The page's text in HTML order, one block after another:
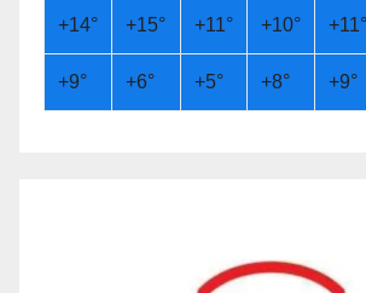
+14° +15° +11° +10° +11°
+9° +6° +5° +8° +9°